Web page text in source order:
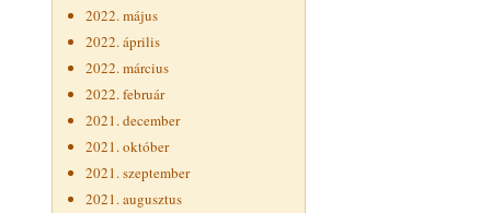
2022. május
2022. április
2022. március
2022. február
2021. december
2021. október
2021. szeptember
2021. augusztus